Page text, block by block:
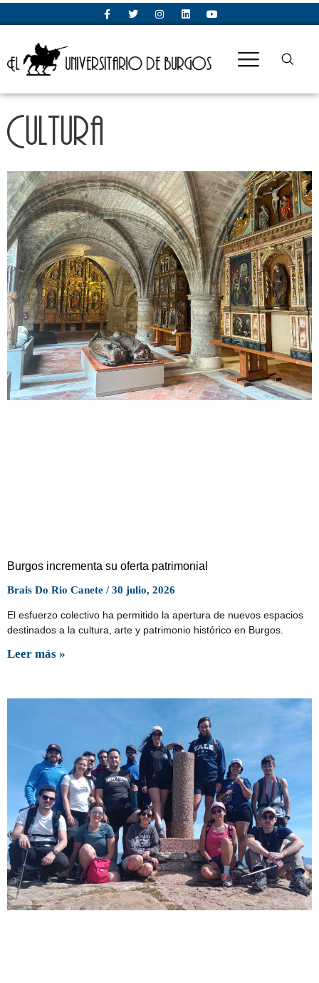
Cultura
Burgos incrementa su oferta patrimonial
Brais Do Rio Canete 30 julio, 2026
El esfuerzo colectivo ha permitido la apertura de nuevos espacios
destinados a la cultura, arte y patrimonio histórico en Burgos.
Leer más »